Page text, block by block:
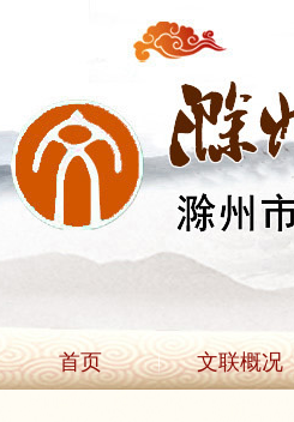
首页 文联概况